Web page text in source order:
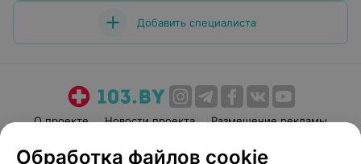
Добавить специалиста
О проекте Новости проекта
Размещение рекламы
Обработка файлов cookie